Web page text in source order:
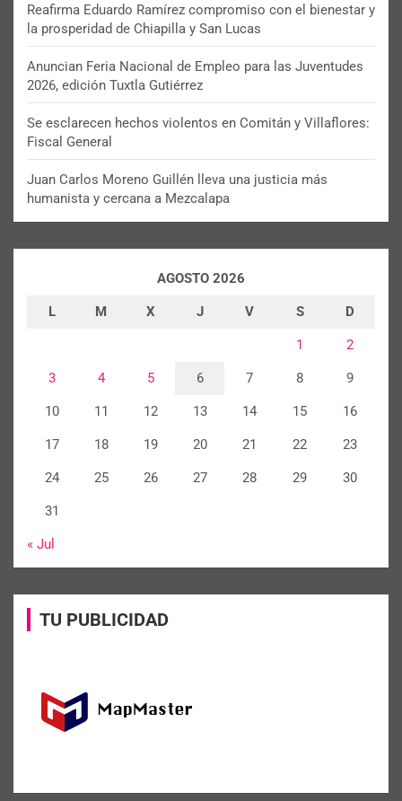
Reafirma Eduardo Ramírez compromiso con el bienestar y
la prosperidad de Chiapilla y San Lucas
Anuncian Feria Nacional de Empleo para las Juventudes
2026, edición Tuxtla Gutiérrez
Se esclarecen hechos violentos en Comitán y Villaflores:
Fiscal General
Juan Carlos Moreno Guillén lleva una justicia más
humanista y cercana a Mezcalapa
AGOSTO 2026
L M X J V S D
1 2
3 4 5 6 7 8 9
10 11 12 13 14 15 16
17 18 19 20 21 22 23
24 25 26 27 28 29 30
31
« Jul
TU PUBLICIDAD